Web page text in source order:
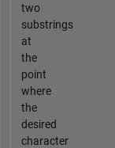
two
substrings
at
the
point
where
the
desired
character